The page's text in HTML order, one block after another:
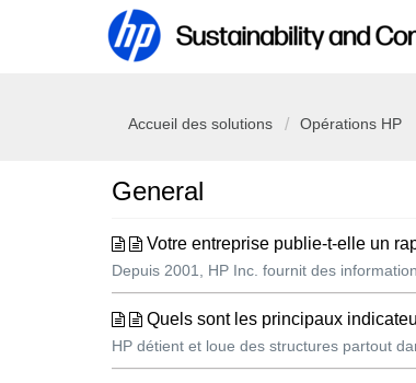
Accueil des solutions Opérations HP
General
Votre entreprise publie-t-elle un
Depuis 2001, HP Inc. fournit des
Quels sont les principaux
HP détient et loue des structures partout